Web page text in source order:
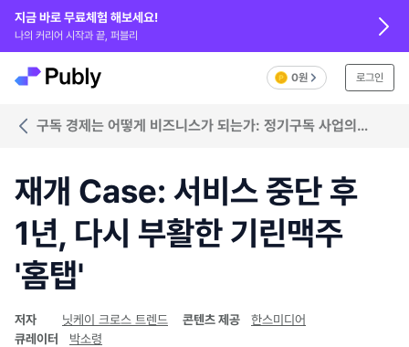
지금 바로 무료체험 해보세요!
나의 커리어 시작과 끝, 퍼블리
0원 로그인
구독 경제는 어떻게 비즈니스가 되는가: 정기구독 사업의
재개 Case: 서비스 중단 후
1년, 다시 부활한 기린맥주
'홈탭'
저자 닛케이 크로스 트렌드 콘텐츠 제공
한스미디어
큐레이터
박소령